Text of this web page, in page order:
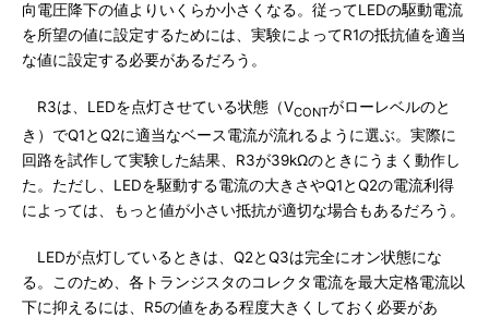
向電圧降下の値よりいくらか小さくなる。従ってLEDの駆動電流
を所望の値に設定するためには、実験によってR1の抵抗値を適当
な値に設定する必要があるだろう。
R3は、LEDを点灯させている状態（VCONTがローレベルのと
き）でQ1とQ2に適当なベース電流が流れるように選ぶ。実際に
回路を試作して実験した結果、R3が39kΩのときにうまく動作し
た。ただし、LEDを駆動する電流の大きさやQ1とQ2の電流利得
によっては、もっと値が小さい抵抗が適切な場合もあるだろう。
LEDが点灯しているときは、Q2とQ3は完全にオン状態にな
る。このため、各トランジスタのコレクタ電流を最大定格電流以
下に抑えるには、R5の値をある程度大きくしておく必要があ